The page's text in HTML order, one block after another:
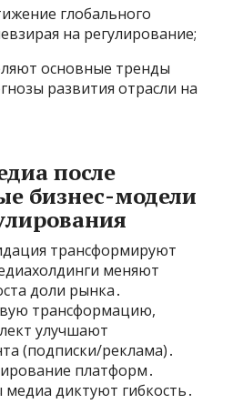
глобального
на регулирование;
основные тренды
развития отрасли на
после
бизнес-модели
трансформируют
меняют
доли рынка․
трансформацию,
улучшают
(подписки/реклама)․
платформ․
диктуют гибкость․